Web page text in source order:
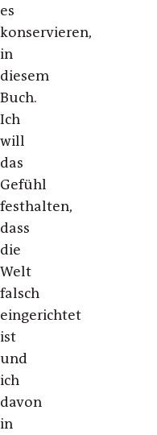
es
konservieren,
in
diesem
Buch.
Ich
will
das
Gefühl
festhalten,
dass
die
Welt
falsch
eingerichtet
ist
und
ich
davon
in